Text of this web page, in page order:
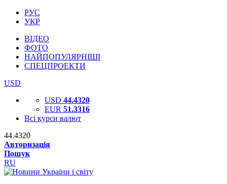
РУС
УКР
ВІДЕО
ФОТО
НАЙПОПУЛЯРНІШІ
СПЕЦПРОЕКТИ
USD
USD 44.4320
EUR 51.3316
Всі курси валют
44.4320
Авторизація
Пошук
RU